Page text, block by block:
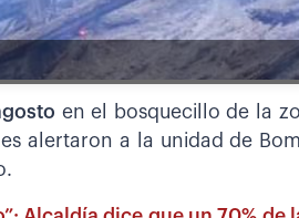
en el bosquecillo de la
alertaron a la unidad de